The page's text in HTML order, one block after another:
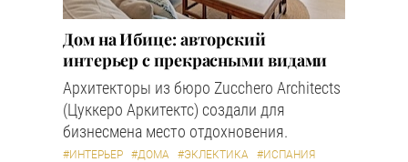
Дом на Ибице: авторский
интерьер с прекрасными видами
Архитекторы из бюро Zucchero Architects
(Цуккеро Аркитектс) создали для
бизнесмена место отдохновения.
#ИНТЕРЬЕР #ДОМА #ЭКЛЕКТИКА #ИСПАНИЯ